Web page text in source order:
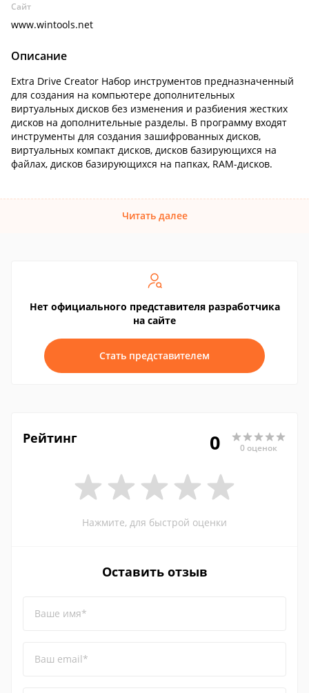
Сайт
www.wintools.net
Описание
Extra Drive Creator Набор инструментов предназначенный
для создания на компьютере дополнительных
виртуальных дисков без изменения и разбиения жестких
дисков на дополнительные разделы. В программу входят
инструменты для создания зашифрованных дисков,
виртуальных компакт дисков, дисков базирующихся на
файлах, дисков базирующихся на папках, RAM-дисков.
Читать далее
Нет официального представителя разработчика
на сайте
Стать представителем
Рейтинг 0 0 оценок
Нажмите, для быстрой оценки
Оставить отзыв
Ваше имя*
Ваш email*